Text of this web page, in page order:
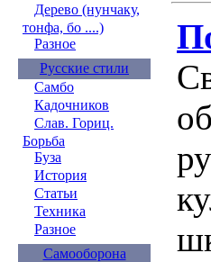
Дерево (нунчаку,
тонфа, бо ....)
Разное
Русские стили
Самбо
Кадочников
Слав. Гориц.
Борьба
Буза
История
Статьи
Техника
Разное
Самооборона